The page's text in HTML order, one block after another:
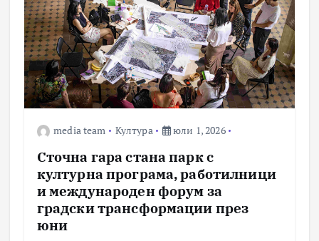
media team Култура юли 1, 2026
Сточна гара стана парк с
културна програма, работилници
и международен форум за
градски трансформации през
юни